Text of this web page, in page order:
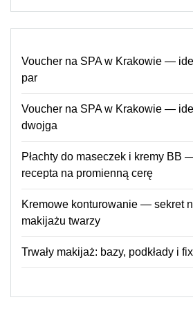
Voucher na SPA w Krakowie —
par
Voucher na SPA w Krakowie —
dwojga
Płachty do maseczek i kremy BB
recepta na promienną cerę
Kremowe konturowanie — sekret
makijażu twarzy
Trwały makijaż: bazy, podkłady i